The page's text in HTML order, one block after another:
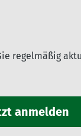
regelmäßig